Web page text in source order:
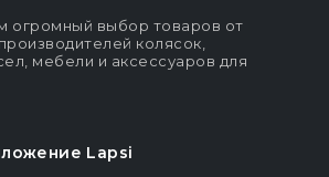
огромный выбор товаров от
колясок,
мебели и аксессуаров для
Lapsi